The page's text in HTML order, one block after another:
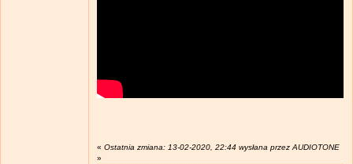
« Ostatnia zmiana: 13-02-2020, 22:44 wysłana przez AUDIOTONE
»